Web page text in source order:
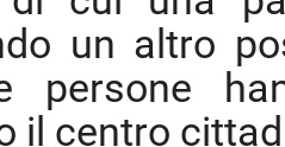
un altro
persone
il centro